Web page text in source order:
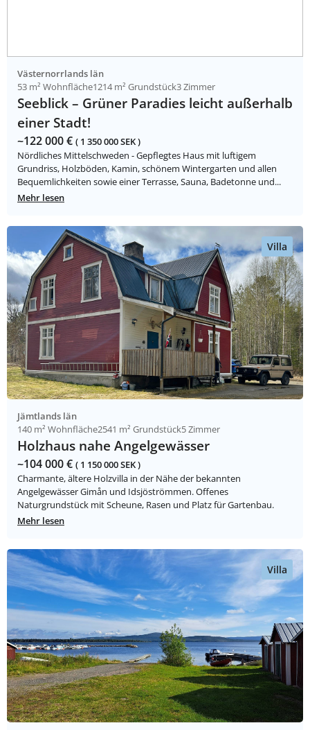
Västernorrlands län
53 m² Wohnfläche1214 m² Grundstück3 Zimmer
Seeblick – Grüner Paradies leicht außerhalb
einer Stadt!
~122 000 € ( 1 350 000 SEK )
Nördliches Mittelschweden - Gepflegtes Haus mit luftigem
Grundriss, Holzböden, Kamin, schönem Wintergarten und allen
Bequemlichkeiten sowie einer Terrasse, Sauna, Badetonne und...
Mehr lesen
Villa
Jämtlands län
140 m² Wohnfläche2541 m² Grundstück5 Zimmer
Holzhaus nahe Angelgewässer
~104 000 € ( 1 150 000 SEK )
Charmante, ältere Holzvilla in der Nähe der bekannten
Angelgewässer Gimån und Idsjöströmmen. Offenes
Naturgrundstück mit Scheune, Rasen und Platz für Gartenbau.
Mehr lesen
Villa